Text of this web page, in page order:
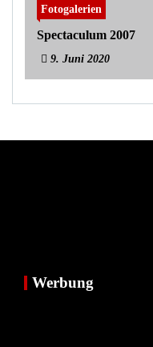
Fotogalerien
Spectaculum 2007
9. Juni 2020
Werbung